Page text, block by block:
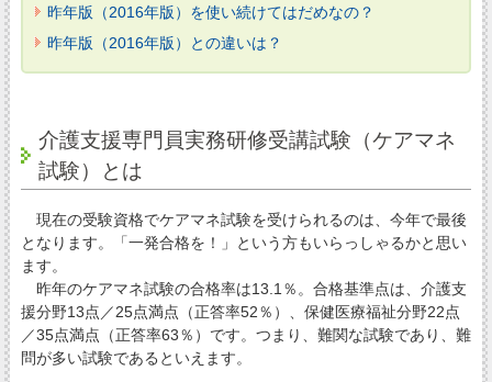
昨年版（2016年版）を使い続けてはだめなの？
昨年版（2016年版）との違いは？
介護支援専門員実務研修受講試験（ケアマネ
試験）とは
現在の受験資格でケアマネ試験を受けられるのは、今年で最後
となります。「一発合格を！」という方もいらっしゃるかと思い
ます。
昨年のケアマネ試験の合格率は13.1％。合格基準点は、介護支
援分野13点／25点満点（正答率52％）、保健医療福祉分野22点
／35点満点（正答率63％）です。つまり、難関な試験であり、難
問が多い試験であるといえます。